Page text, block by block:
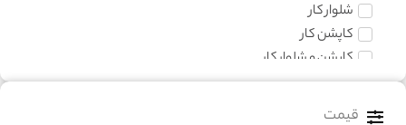
شلوار کار
کاپشن کار
کاپشن و شلوار کار
کفش کار
کلاه کار
قیمت